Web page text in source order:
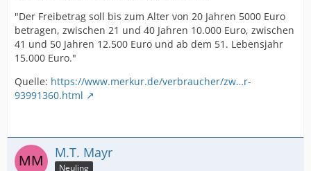
"Der Freibetrag soll bis zum Alter von 20 Jahren 5000 Euro
betragen, zwischen 21 und 40 Jahren 10.000 Euro, zwischen
41 und 50 Jahren 12.500 Euro und ab dem 51. Lebensjahr
15.000 Euro."
Quelle: https://www.merkur.de/verbraucher/zw…r-
93991360.html
M.T. Mayr
Neuling